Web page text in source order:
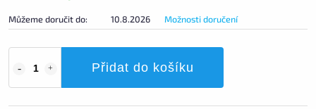
Můžeme doručit do: 10.8.2026 Možnosti doručení
Přidat do košíku